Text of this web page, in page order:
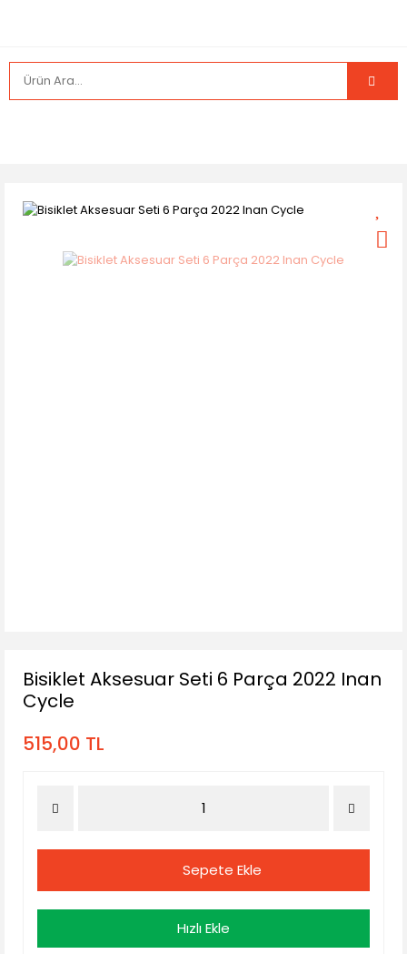
Bisiklet Aksesuar Seti 6 Parça 2022 Inan
Cycle
515,00 TL
Sepete Ekle
Hızlı Ekle